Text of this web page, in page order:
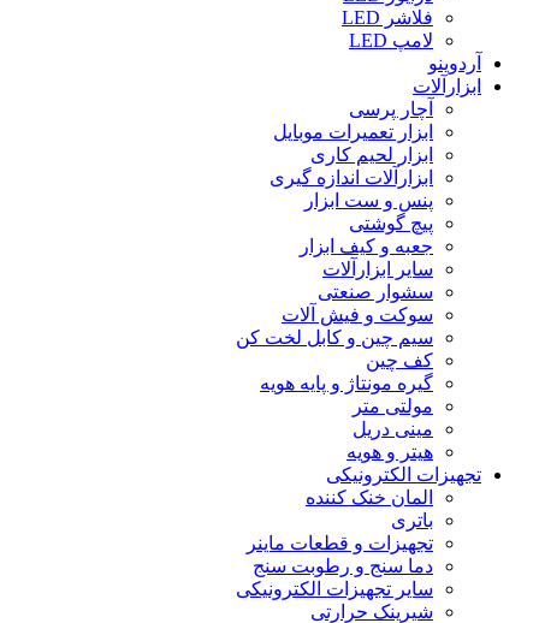
فلاشر LED
لامپ LED
آردوینو
ابزارآلات
آچار پرسی
ابزار تعمیرات موبایل
ابزار لحیم کاری
ابزارآلات اندازه گیری
پنس و ست ابزار
پیچ گوشتی
جعبه و کیف ابزار
سایر ابزارآلات
سشوار صنعتی
سوکت و فیش آلات
سیم چین و کابل لخت کن
کف چین
گیره مونتاژ و پایه هویه
مولتی متر
مینی دریل
هیتر و هویه
تجهیزات الکترونیکی
المان خنک کننده
باتری
تجهیزات و قطعات ماینر
دما سنج و رطوبت سنج
سایر تجهیزات الکترونیکی
شیرینک حرارتی